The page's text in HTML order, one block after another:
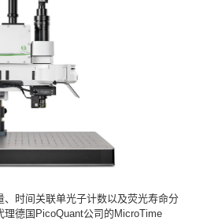
、时间关联单光子计数以及荧光寿命分
理德国PicoQuant公司的MicroTime